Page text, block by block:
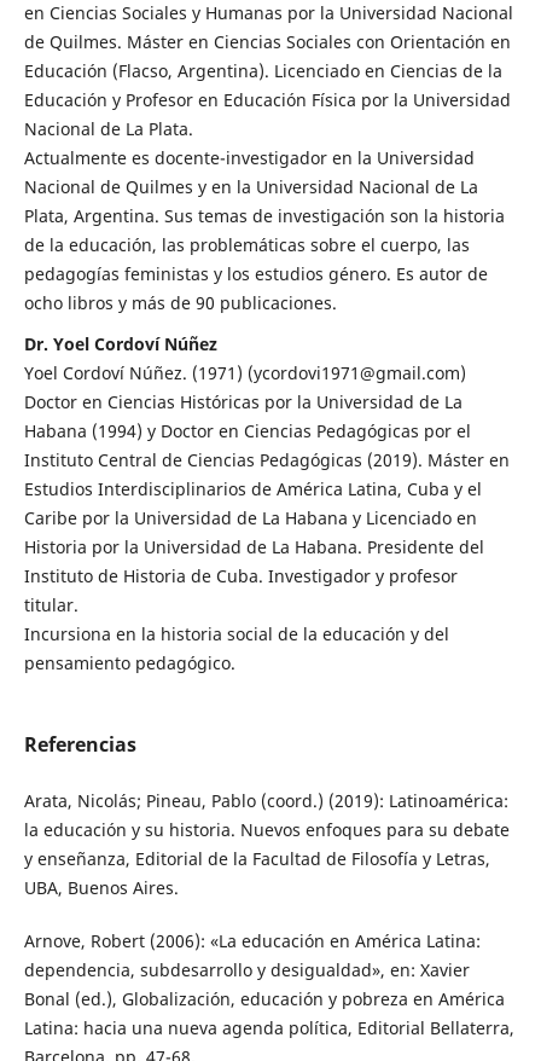
en Ciencias Sociales y Humanas por la Universidad Nacional
de Quilmes. Máster en Ciencias Sociales con Orientación en
Educación (Flacso, Argentina). Licenciado en Ciencias de la
Educación y Profesor en Educación Física por la Universidad
Nacional de La Plata.
Actualmente es docente-investigador en la Universidad
Nacional de Quilmes y en la Universidad Nacional de La
Plata, Argentina. Sus temas de investigación son la historia
de la educación, las problemáticas sobre el cuerpo, las
pedagogías feministas y los estudios género. Es autor de
ocho libros y más de 90 publicaciones.
Dr. Yoel Cordoví Núñez
Yoel Cordoví Núñez. (1971) (ycordovi1971@gmail.com)
Doctor en Ciencias Históricas por la Universidad de La
Habana (1994) y Doctor en Ciencias Pedagógicas por el
Instituto Central de Ciencias Pedagógicas (2019). Máster en
Estudios Interdisciplinarios de América Latina, Cuba y el
Caribe por la Universidad de La Habana y Licenciado en
Historia por la Universidad de La Habana. Presidente del
Instituto de Historia de Cuba. Investigador y profesor
titular.
Incursiona en la historia social de la educación y del
pensamiento pedagógico.
Referencias
Arata, Nicolás; Pineau, Pablo (coord.) (2019): Latinoamérica:
la educación y su historia. Nuevos enfoques para su debate
y enseñanza, Editorial de la Facultad de Filosofía y Letras,
UBA, Buenos Aires.
Arnove, Robert (2006): «La educación en América Latina:
dependencia, subdesarrollo y desigualdad», en: Xavier
Bonal (ed.), Globalización, educación y pobreza en América
Latina: hacia una nueva agenda política, Editorial Bellaterra,